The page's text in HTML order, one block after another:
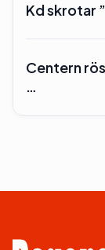
Kd skrotar
Centern
…